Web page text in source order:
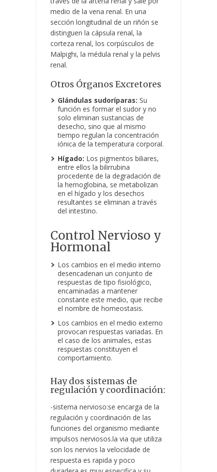
medio de la vena renal. En una
sección longitudinal de un riñón se
distinguen la cápsula renal, la
corteza renal, los corpúsculos de
Malpighi, la médula renal y la pelvis
renal.
Otros Órganos Excretores
Glándulas sudoríparas: Su
función es formar el sudor y no
solo eliminan sustancias de
desecho, sino que al mismo
tiempo regulan la concentración
iónica de la temperatura corporal.
Hígado: Los pigmentos biliares,
entre ellos la bilirrubina
procedente de la degradación de
la hemoglobina, se metabolizan
en el hígado y los desechos
resultantes se eliminan a través
del intestino.
Control Nervioso y
Hormonal
Los cambios en el medio interno
desencadenan un conjunto de
respuestas de tipo fisiológico,
encaminadas a mantener
constante este medio, que recibe
el nombre de homeostasis.
Los cambios en el medio externo
provocan respuestas variadas. En
el caso de los animales, estas
respuestas constituyen el
comportamiento.
Hay dos sistemas de
regulación y coordinación:
-sistema nervioso:se encarga de la
regulación y coordinación de las
funciones del organismo mediante
impulsos nerviosos.la via que utiliza
son los nervios la velocidade de
respuesta es rapida y poco